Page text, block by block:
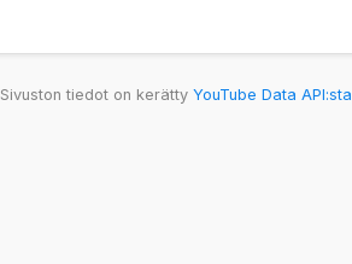
Sivuston tiedot on kerätty YouTube Data API:sta